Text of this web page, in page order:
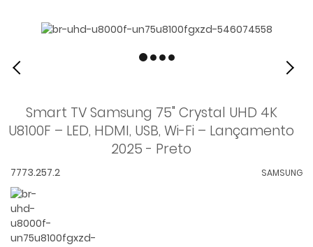
Smart TV Samsung 75" Crystal UHD 4K
U8100F – LED, HDMI, USB, Wi-Fi – Lançamento
2025 - Preto
SAMSUNG
7773.257.2